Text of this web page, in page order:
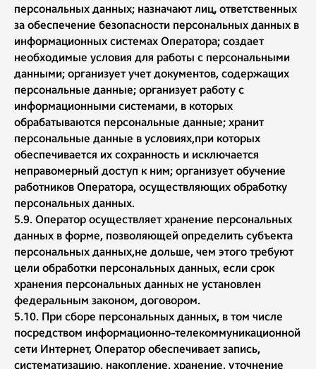
персональных данных; назначают лиц, ответственных
за обеспечение безопасности персональных данных в
информационных системах Оператора; создает
необходимые условия для работы с персональными
данными; организует учет документов, содержащих
персональные данные; организует работу с
информационными системами, в которых
обрабатываются персональные данные; хранит
персональные данные в условиях,при которых
обеспечивается их сохранность и исключается
неправомерный доступ к ним; организует обучение
работников Оператора, осуществляющих обработку
персональных данных.
5.9. Оператор осуществляет хранение персональных
данных в форме, позволяющей определить субъекта
персональных данных,не дольше, чем этого требуют
цели обработки персональных данных, если срок
хранения персональных данных не установлен
федеральным законом, договором.
5.10. При сборе персональных данных, в том числе
посредством информационно-телекоммуникационной
сети Интернет, Оператор обеспечивает запись,
систематизацию, накопление, хранение, уточнение